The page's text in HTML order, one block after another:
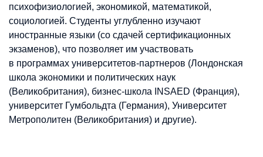
психофизиологией, экономикой, математикой,
социологией. Студенты углубленно изучают
иностранные языки (со сдачей сертификационных
экзаменов), что позволяет им участвовать
в программах университетов-партнеров (Лондонская
школа экономики и политических наук
(Великобритания), бизнес-школа INSAED (Франция),
университет Гумбольдта (Германия), Университет
Метрополитен (Великобритания) и другие).